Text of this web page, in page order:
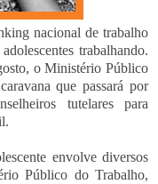
nacional de trabalho
trabalhando.
o Ministério Público
que passará por
tutelares para
envolve diversos
Público do Trabalho,